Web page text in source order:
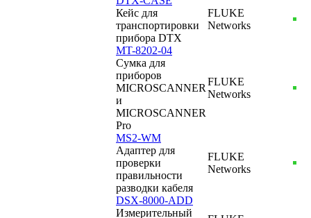
Кейс для
транспортировки
прибора DTX
FLUKE
Networks
MT-8202-04
Сумка для
приборов
MICROSCANNER
и
MICROSCANNER
Pro
FLUKE
Networks
MS2-WM
Адаптер для
проверки
правильности
разводки кабеля
FLUKE
Networks
DSX-8000-ADD
Измерительный